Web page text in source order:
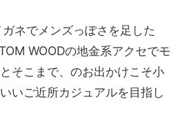
ガネでメンズっぽさを足した
WOODの地金系アクセでモ
そこまで、のお出かけこそ小
いご近所カジュアルを目指し